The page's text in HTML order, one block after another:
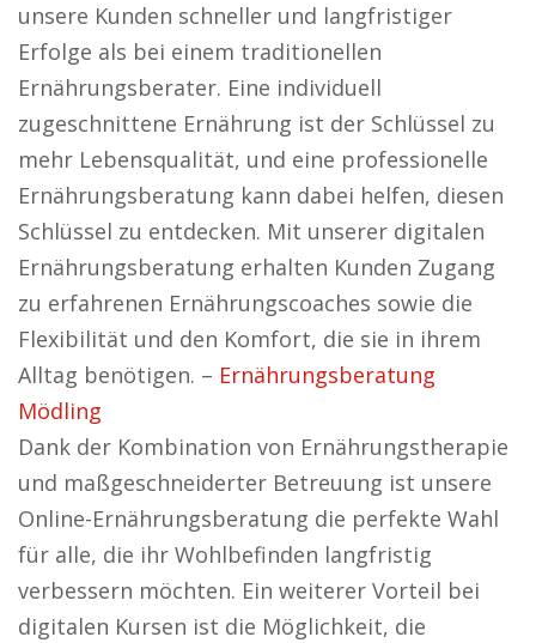
unsere Kunden schneller und langfristiger
Erfolge als bei einem traditionellen
Ernährungsberater. Eine individuell
zugeschnittene Ernährung ist der Schlüssel zu
mehr Lebensqualität, und eine professionelle
Ernährungsberatung kann dabei helfen, diesen
Schlüssel zu entdecken. Mit unserer digitalen
Ernährungsberatung erhalten Kunden Zugang
zu erfahrenen Ernährungscoaches sowie die
Flexibilität und den Komfort, die sie in ihrem
Alltag benötigen. – Ernährungsberatung
Mödling
Dank der Kombination von Ernährungstherapie
und maßgeschneiderter Betreuung ist unsere
Online-Ernährungsberatung die perfekte Wahl
für alle, die ihr Wohlbefinden langfristig
verbessern möchten. Ein weiterer Vorteil bei
digitalen Kursen ist die Möglichkeit, die